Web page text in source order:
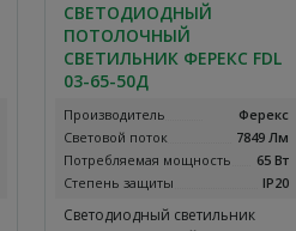
СВЕТОДИОДНЫЙ
ПОТОЛОЧНЫЙ
СВЕТИЛЬНИК ФЕРЕКС FDL
03-65-50Д
Производитель
Ферекс
Световой поток
7849 Лм
Потребляемая мощность
65 Вт
Степень защиты
IP20
Светодиодный светильник